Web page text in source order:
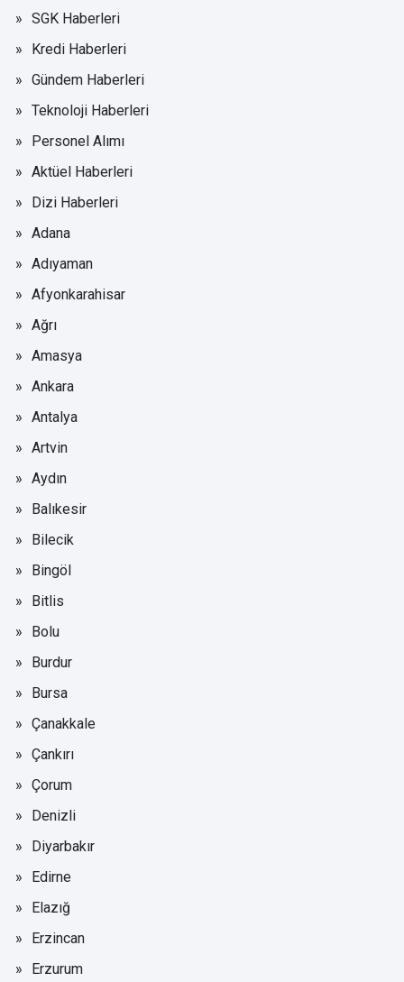
SGK Haberleri
Kredi Haberleri
Gündem Haberleri
Teknoloji Haberleri
Personel Alımı
Aktüel Haberleri
Dizi Haberleri
Adana
Adıyaman
Afyonkarahisar
Ağrı
Amasya
Ankara
Antalya
Artvin
Aydın
Balıkesir
Bilecik
Bingöl
Bitlis
Bolu
Burdur
Bursa
Çanakkale
Çankırı
Çorum
Denizli
Diyarbakır
Edirne
Elazığ
Erzincan
Erzurum